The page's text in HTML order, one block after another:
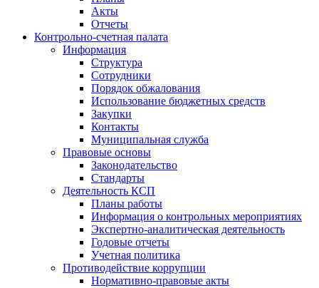
Акты
Отчеты
Контрольно-счетная палата
Информация
Структура
Сотрудники
Порядок обжалования
Использование бюджетных средств
Закупки
Контакты
Муниципальная служба
Правовые основы
Законодательство
Стандарты
Деятельность КСП
Планы работы
Информация о контрольных мероприятиях
Экспертно-аналитическая деятельность
Годовые отчеты
Учетная политика
Противодействие коррупции
Нормативно-правовые акты